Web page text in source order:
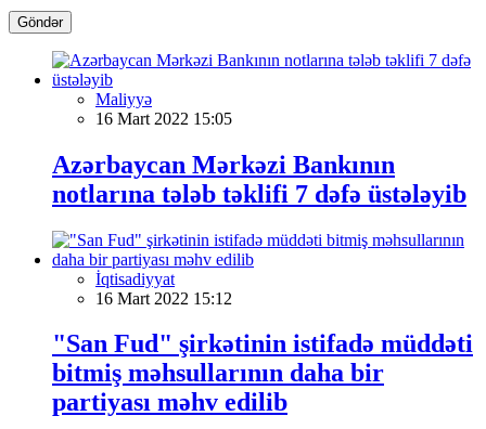
Göndər
Maliyyə
16 Mart 2022 15:05
Azərbaycan Mərkəzi Bankının
notlarına tələb təklifi 7 dəfə üstələyib
İqtisadiyyat
16 Mart 2022 15:12
"San Fud" şirkətinin istifadə müddəti
bitmiş məhsullarının daha bir
partiyası məhv edilib